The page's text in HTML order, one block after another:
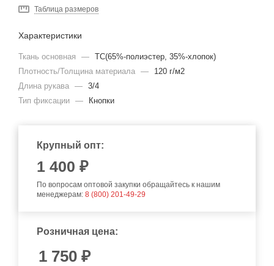
Таблица размеров
Характеристики
Ткань основная — TC(65%-полиэстер, 35%-хлопок)
Плотность/Толщина материала —
120 г/м2
Длина рукава — 3/4
Тип фиксации — Кнопки
Крупный опт:
1 400 ₽
По вопросам оптовой закупки обращайтесь к нашим
менеджерам: 8 (800) 201-49-29
Розничная цена:
1 750 ₽